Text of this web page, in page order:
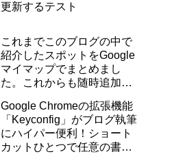
更新するテスト
これまでこのブログの中で
紹介したスポットをGoogle
マイマップでまとめまし
た。これからも随時追加し
Google Chromeの拡張機能
「Keyconfig」がブログ執筆
にハイパー便利！ショート
カットひとつで任意の書式